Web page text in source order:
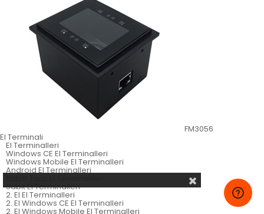
FM3056
El Terminali
El Terminalleri
Windows CE El Terminalleri
Windows Mobile El Terminalleri
Android El Terminalleri
Sabit El Terminalleri
2. El El Terminalleri
2. El Windows CE El Terminalleri
2. El Windows Mobile El Terminalleri